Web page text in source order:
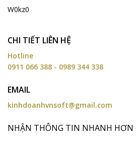
W0kz0
CHI TIẾT LIÊN HỆ
Hotline
0911 066 388 - 0989 344 338
EMAIL
kinhdoanhvnsoft@gmail.com
NHẬN THÔNG TIN NHANH HƠN